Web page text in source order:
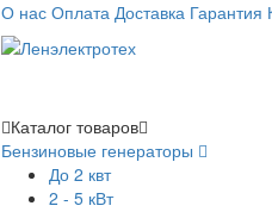
О нас Оплата Доставка Гарантия
Каталог товаров
Бензиновые генераторы
До 2 квт
2 - 5 кВт